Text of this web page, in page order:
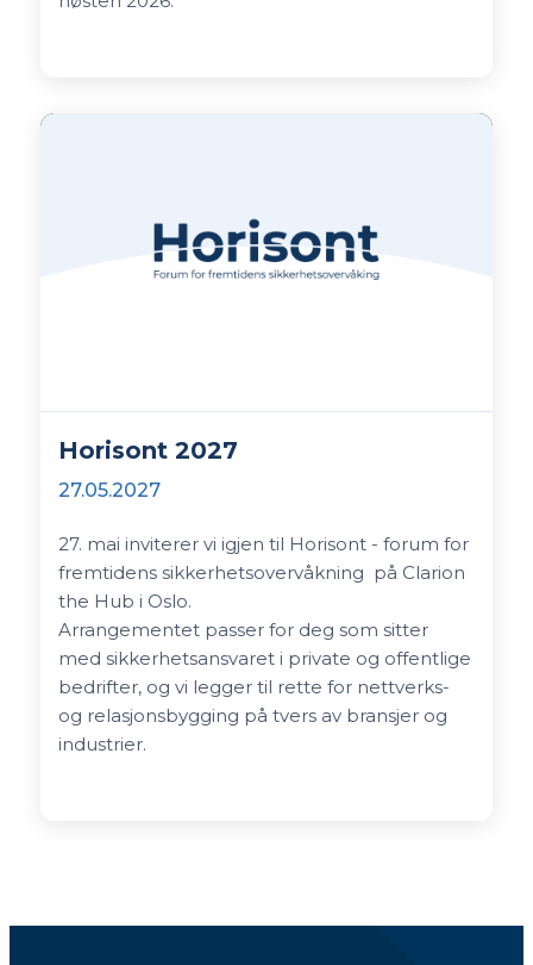
Horisont 2027
27.05.2027
27. mai inviterer vi igjen til Horisont - forum for
fremtidens sikkerhetsovervåkning på Clarion
the Hub i Oslo.
Arrangementet passer for deg som sitter
med sikkerhetsansvaret i private og offentlige
bedrifter, og vi legger til rette for nettverks-
og relasjonsbygging på tvers av bransjer og
industrier.